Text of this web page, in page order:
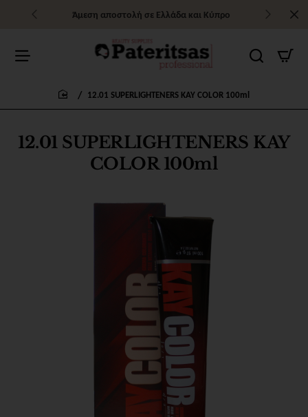
Άμεση αποστολή σε Ελλάδα και Κύπρο
12.01 SUPERLIGHTENERS KAY
COLOR 100ml
12.01 SUPERLIGHTENERS KAY COLOR 100ml